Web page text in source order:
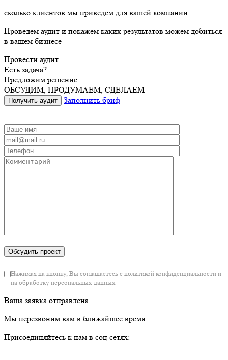
сколько клиентов мы приведем для вашей компании
Проведем аудит и покажем каких результатов можем добиться
в вашем бизнесе
Провести аудит
Есть задача?
Предложим решение
ОБСУДИМ, ПРОДУМАЕМ, СДЕЛАЕМ
Получить аудит Заполнить бриф
Нажимая на кнопку, Вы соглашаетесь с политикой конфиденциальности и
на обработку персональных данных
Ваша заявка отправлена
Мы перезвоним вам в ближайшее время.
Присоединяйтесь к нам в соц сетях: